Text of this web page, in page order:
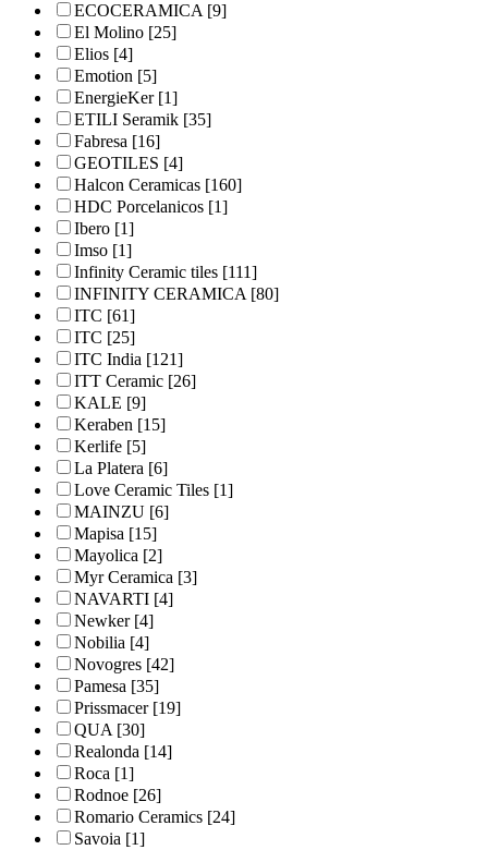
ECOCERAMICA[9]
El Molino [25]
Elios [4]
Emotion [5]
EnergieKer[1]
ETILI Seramik [35]
Fabresa [16]
GEOTILES [4]
Halcon Ceramicas [160]
HDC Porcelanicos [1]
Ibero [1]
Imso [1]
Infinity Ceramic tiles [111]
INFINITY CERAMICA[80]
ITC [61]
ITC [25]
ITC India [121]
ITT Ceramic [26]
KALE [9]
Keraben [15]
Kerlife [5]
La Platera [6]
Love Ceramic Tiles [1]
MAINZU [6]
Mapisa [15]
Mayolica [2]
Myr Ceramica [3]
NAVARTI [4]
Newker[4]
Nobilia [4]
Novogres [42]
Pamesa [35]
Prissmacer[19]
QUA[30]
Realonda [14]
Roca [1]
Rodnoe [26]
Romario Ceramics [24]
Savoia [1]